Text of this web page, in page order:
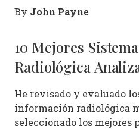
By John Payne
10 Mejores
Radiológica
He revisado y evaluado
información radiológica
seleccionado los mejores